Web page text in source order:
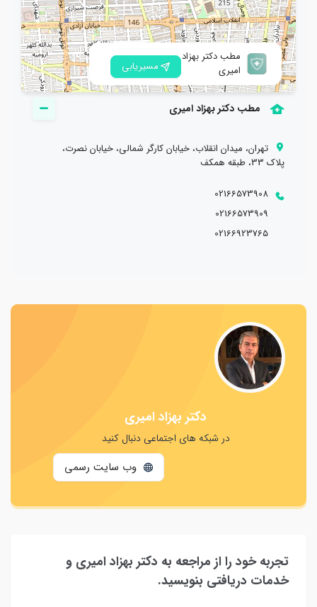
بیماری‌های تب دار طولانی، تب با علت مامشخص (FUO)
مطب دکتر بهزاد
امیری
مسیریابی
مطب دکتر بهزاد امیری
تهران، میدان انقلاب، خیابان کارگر شمالی، خیابان نصرت،
پلاک 33، طبقه همکف
02166573908
02166573909
02166923765
دکتر بهزاد امیری
در شبکه های اجتماعی دنبال کنید
وب سایت رسمی
تجربه خود را از مراجعه به دکتر بهزاد امیری و
خدمات دریافتی بنویسید.